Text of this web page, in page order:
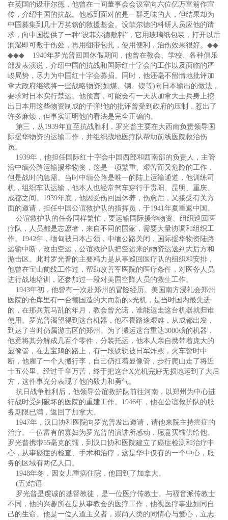
在英国的设菲尔德，他曾在一间董事会会议室向六位亿万富翁作宣
传，介绍中国的抗战。他感到面对的是一群乏味的人，但结果却为
中国募集到几十万英镑的救援基金。设菲尔德的科研人员应他的请
求，向中国提供了一种“设菲尔德敷料”，它用玻璃纸包装，打开以后
润湿即可敷于伤处，再用绷带包扎，使用便利，治伤效果很好。 ◆◆
◆◆◆ 1940年罗光普回国休假期间，他曾在教会、学校、各种俱乐
部发表演说，介绍中国的抗战和国际红十字会的工作以及面临的严
峻局势，尽力为中国红十字会募捐。同时，他还毫不留情地批评加
拿大政府继续将一些战略物资(如煤、钢、镍等)向日本输出的做法，
要求对日本实行禁运。他预言，可能会有一天从加拿大士兵身上挖
出日本用这些物资制成的子弹!他的批评曾受到政府的压制，惹出了
许多麻烦，但事实证明他的看法是完全正确的。
第三，从1939年直至抗战胜利，罗光普主要在大西南负责领导国
际援华物资的运输工作，并组织战地医疗队帮助前线医院救治伤
员。
1939年，他担任国际红十字会中国西部和西南部的负责人，主管
沿中缅公路运输援华物资，这是一项繁重、艰苦而又危险的工作，
但是战时的急需。当时中缅公路是唯一的陆上运输通道，他训练司
机，组织车队运输，他本人也经常驾车穿行于贵阳、昆明、重庆、
成都之间。1939年底，他因受伤回国休养，伤愈后，又接受有关方
面的邀请，担任中国公谊救护队的指挥员，于1941年夏重返中国。
公谊救护队的任务同样繁忙，要运输国际援华物资、组织巡回医
疗队，人员都是志愿者，来自不同的国家，需要大量协调和组织工
作。1942年，缅甸被日本占领，中缅公路关闭，国际援华物资陆路
运输中断，改由空运，公谊救护队把空运来的物资运送到大后方和
游击区。此时罗光普的主要精力是从事巡回医疗队的组织和安排，
他曾在宝山前线工作过，帮助改善军医院的医疗条件，对医务人员
进行战地培训，还参加过一段对美国空降人员的救生工作。
1943年初，他曾有一次赴郑州的冒险经历。美国南方浸礼会郑州
医院的仓库里有一台德国造的大而新的x光机，是当时国内最先进
的，在那兵荒马乱的年月，教会曾允诺，谁能运走这台机器就归谁
使用。罗光普渴望得到这台机器，他不畏路途艰难，从成都出发，
到达了当时仍属游击区的郑州。为了搬运这台重达3000磅的机器，
他竟将其分解成几百个零件，分装托运，他本人亲自携带着庞大的
显像管，在去宝鸡的路上，有一段铁轨被日军炸毁，火车暂时中
断，他雇了一个人搬行李，自己仍扛着显像管，步行爬山走了将近
十五公里。经过千辛万苦，终于把这台X光机完好无损地运到了大后
方，这件事充分表现了他的毅力和勇气。
抗日战争胜利后，他领导公谊救护队前往河南，以郑州为中心进
行战时受到破坏的医院的重建工作。1946年，他在公谊救护队的服
务期限已满，返回了加拿大。
1947年，汉口协和医院向罗光普发出邀请，请他来院主持癌症的
治疗。一位富有的寡妇为罗光普的演讲所感动，愿意买镭供给他。
罗光普携带55毫克的镭，到汉口协和医院建立了癌症检测和治疗中
心，从事癌症的检查、手术和治疗，这是华中仅有的一个中心，服
务的区域有两亿人口。
1948年冬，因女儿重病住院，他回到了加拿大。
(五)结语
罗光普是虔诚的基督教徒，是一位医疗传教士。与福音派传教士
不同，他的兴趣所在是从事教会的医疗工作，他视医疗事业如同自
己的生命。他是一位人道主义者，崇尚人类的同情心与爱心，立志